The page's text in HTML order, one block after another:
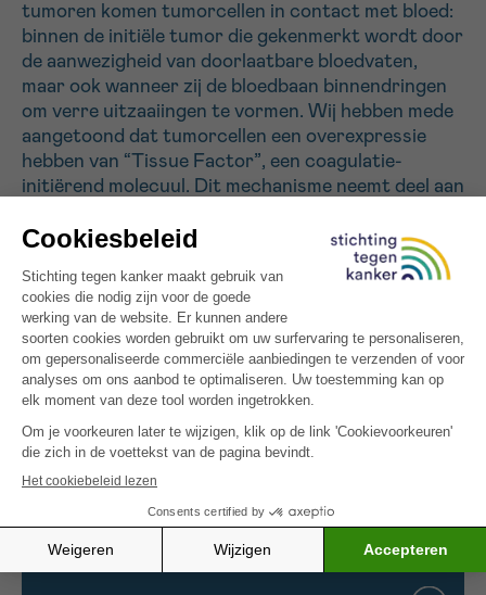
tumoren komen tumorcellen in contact met bloed:
binnen de initiële tumor die gekenmerkt wordt door
de aanwezigheid van doorlaatbare bloedvaten,
maar ook wanneer zij de bloedbaan binnendringen
om verre uitzaaiingen te vormen. Wij hebben mede
aangetoond dat tumorcellen een overexpressie
hebben van “Tissue Factor”, een coagulatie-
initiërend molecuul. Dit mechanisme neemt deel aan
bloedstolsels) die een belangrijke doodsoorzaak
blijven bij kankerpatiënten. Als membraanreceptor
voor een enzym genaamd FVIIa protease, kan
Tissue Factor ook metastatische progressie
beïnvloeden door mechanismen onafhankelijk van
coagulatie, door bevordering van de activiteit van
dit enzym op eiwitten op het oppervlak van
tumorcellen. Dit project beoogt de identificatie van
nieuwe doelwitten die bij dit mechanisme betrokken
zijn en de evaluatie van hun invloed op het
metastatische proces en hun klinisch belang als